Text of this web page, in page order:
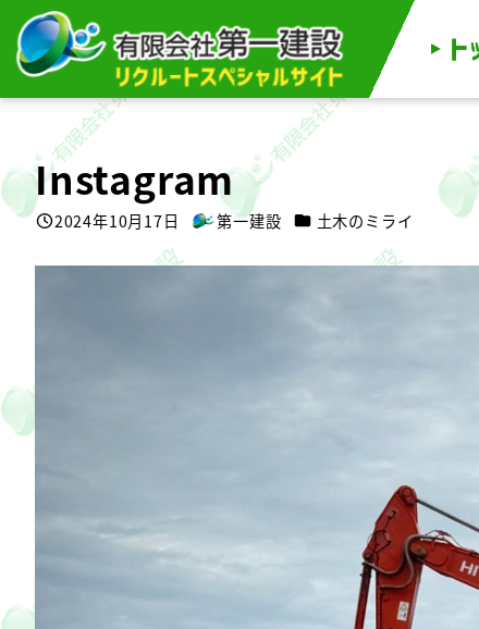
ン
コ
テ
ン
動 Instagram
投稿日
2024年10月17日
著
第一建設 カテゴリー
土木のミライ